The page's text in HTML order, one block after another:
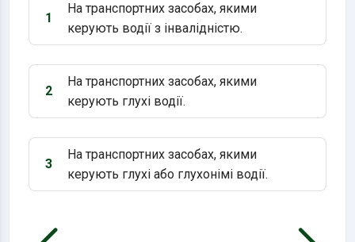
Варіант 1:
1
На транспортних засобах, якими
керують водії з інвалідністю.
Варіант 2:
2
На транспортних засобах, якими
керують глухі водії.
Варіант 3:
3
На транспортних засобах, якими
керують глухі або глухонімі водії.